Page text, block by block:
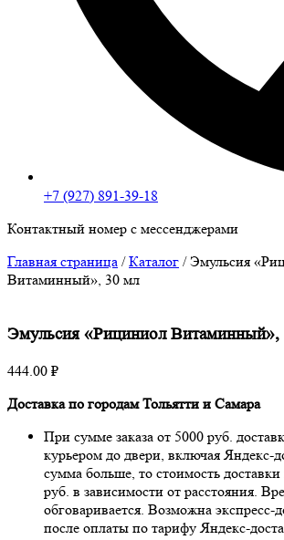
+7 (927) 891-39-18
Контактный номер с мессенджерами
Главная страница /Каталог /Эмульсия
Витаминный», 30 мл
Эмульсия «Рициниол Витаминный»,
444.00 ₽
Доставка по городам Тольятти и Самара
При сумме заказа от 5000 руб.
курьером до двери, включая Яндекс-
сумма больше, то стоимость
руб. в зависимости от расстояния.
обговаривается. Возможна экспресс-
после оплаты по тарифу Яндекс-